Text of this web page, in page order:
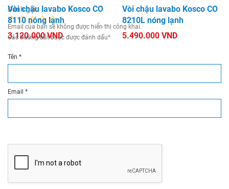
Vòi chậu lavabo Kosco CO
8110 nóng lạnh
3.120.000 VND
Vòi chậu lavabo Kosco CO
8210L nóng lạnh
5.490.000 VND
Đánh giá:
Email của bạn sẽ không được hiển thị công khai.
Các trường bắt buộc được đánh dấu*
Tên *
Email *